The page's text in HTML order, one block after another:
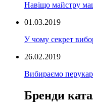
Навіщо майстру
01.03.2019
У чому секрет
26.02.2019
Вибираємо
Бренди